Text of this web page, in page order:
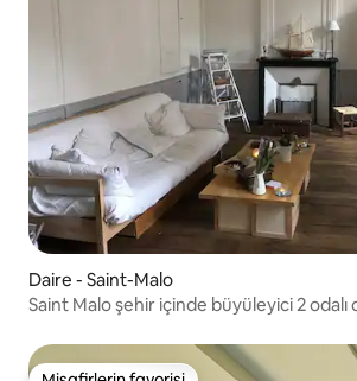
Daire - Saint-Malo
Saint Malo şehir içinde büyüleyici 2 odalı